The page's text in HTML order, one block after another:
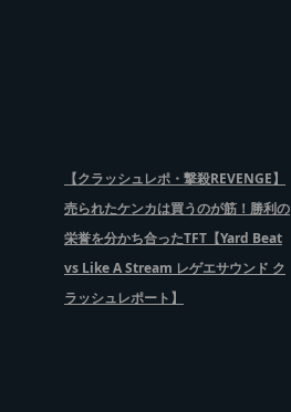
【クラッシュレポ・撃殺REVENGE】
売られたケンカは買うのが筋！勝利の
栄誉を分かち合ったTFT【Yard Beat
vs Like A Stream レゲエサウンド ク
ラッシュレポート】